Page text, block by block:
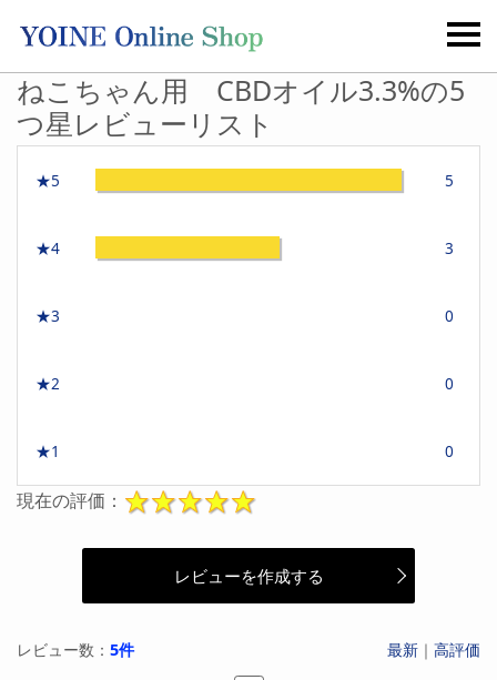
ねこちゃん用 CBDオイル3.3%の5
つ星レビューリスト
★5 5
★4 3
★3 0
★2 0
★1 0
現在の評価：
レビューを作成する
レビュー数： 5件 最新 ｜ 高評価